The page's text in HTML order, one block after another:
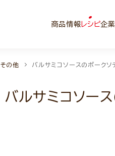
商品情報 レシピ企業
その他 バルサミコソースのポークソ
バルサミコソー